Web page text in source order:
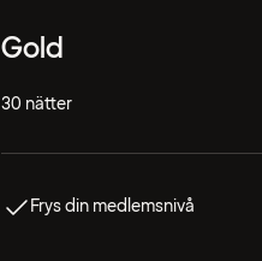
Gold
30 nätter
Frys din medlemsnivå